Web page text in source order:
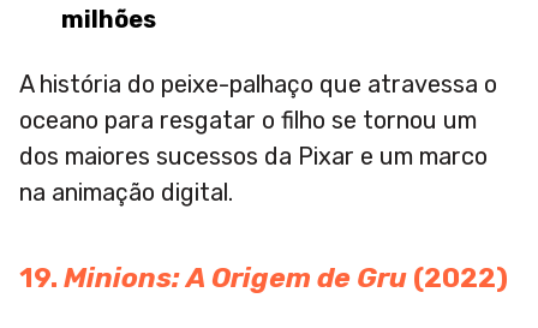
milhões
A história do peixe-palhaço que atravessa o
oceano para resgatar o filho se tornou um
dos maiores sucessos da Pixar e um marco
na animação digital.
19. Minions: A Origem de Gru (2022)